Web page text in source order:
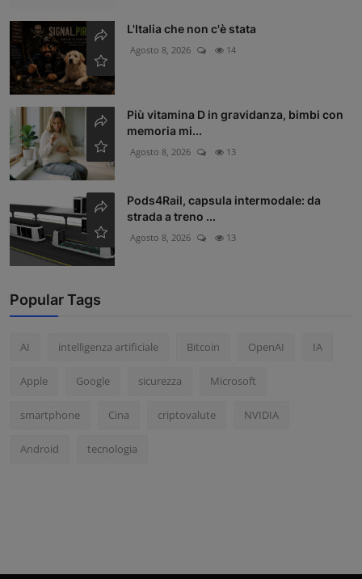
L'Italia che non c'è stata
Agosto 8, 2026 14
Più vitamina D in gravidanza, bimbi con
memoria mi...
Agosto 8, 2026 13
Pods4Rail, capsula intermodale: da
strada a treno ...
Agosto 8, 2026 13
Popular Tags
AI intelligenza artificiale Bitcoin OpenAI IA
Apple Google sicurezza Microsoft
smartphone Cina criptovalute NVIDIA
Android tecnologia